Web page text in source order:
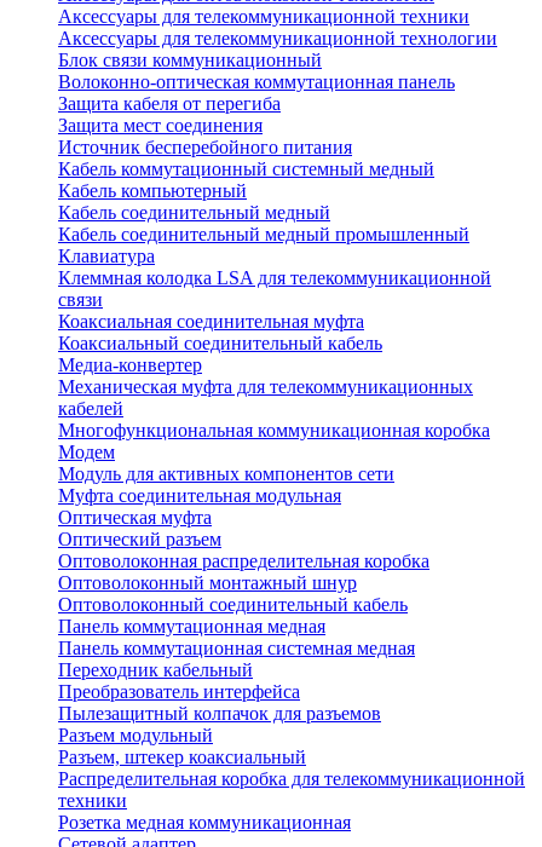
Аксессуары для телекоммуникационной техники
Аксессуары для телекоммуникационной технологии
Блок связи коммуникационный
Волоконно-оптическая коммутационная панель
Защита кабеля от перегиба
Защита мест соединения
Источник бесперебойного питания
Кабель коммутационный системный медный
Кабель компьютерный
Кабель соединительный медный
Кабель соединительный медный промышленный
Клавиатура
Клеммная колодка LSA для телекоммуникационной
связи
Коаксиальная соединительная муфта
Коаксиальный соединительный кабель
Медиа-конвертер
Механическая муфта для телекоммуникационных
кабелей
Многофункциональная коммуникационная коробка
Модем
Модуль для активных компонентов сети
Муфта соединительная модульная
Оптическая муфта
Оптический разъем
Оптоволоконная распределительная коробка
Оптоволоконный монтажный шнур
Оптоволоконный соединительный кабель
Панель коммутационная медная
Панель коммутационная системная медная
Переходник кабельный
Преобразователь интерфейса
Пылезащитный колпачок для разъемов
Разъем модульный
Разъем, штекер коаксиальный
Распределительная коробка для телекоммуникационной
техники
Розетка медная коммуникационная